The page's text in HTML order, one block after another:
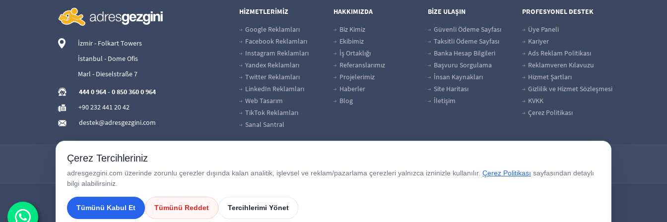
İzmir - Folkart Towers
İstanbul - Dome Ofis
Marl - Dieselstraße 7
444 0 964- 0 850 360 0 964
+90 232 441 20 42
destek@adresgezgini.com
HİZMETLERİMİZ
Google Reklamları
Facebook Reklamları
Instagram Reklamları
Yandex Reklamları
Twitter Reklamları
LinkedIn Reklamları
Web Tasarım
TikTok Reklamları
Sanal Santral
HAKKIMIZDA
Biz Kimiz
Ekibimiz
İş Ortaklığı
Referanslarımız
Projelerimiz
Haberler
Blog
BİZE ULAŞIN
Güvenli Ödeme Sayfası
Taksitli Ödeme Sayfası
Banka Hesap Bilgileri
Başvuru Sorgulama
İnsan Kaynakları
Site Haritası
İletişim
PROFESYONEL DESTEK
Üye Paneli
Kariyer
Ads Reklam Politikası
Reklamveren Kılavuzu
Hizmet Şartları
Gizlilik ve Hizmet Sözleşmesi
KVKK
Çerez Politikası
Copyright © 2026 AdresGezgini| Tüm Hakları Saklıdır.
Çerez Tercihleriniz
adresgezgini.com üzerinde zorunlu çerezler dışında kalan analitik, işlevsel ve reklam/pazarlama çerezleri yalnızca izninizle kullanılır. Çerez Politikası sayfasından detaylı
bilgi alabilirsiniz.
Tümünü Kabul Et Tümünü Reddet Tercihlerimi Yönet